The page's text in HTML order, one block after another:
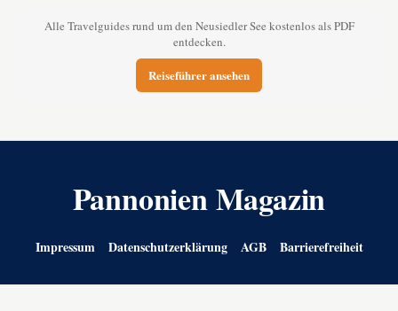
Alle Travelguides rund um den Neusiedler See kostenlos als PDF
entdecken.
Reiseführer ansehen
Pannonien Magazin
Impressum Datenschutzerklärung AGB Barrierefreiheit